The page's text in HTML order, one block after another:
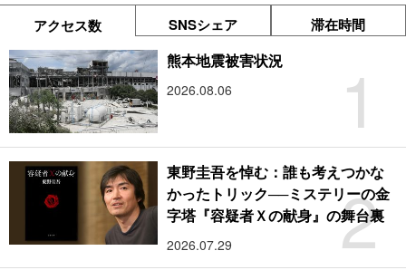
アクセス数 SNSシェア 滞在時間
1
熊本地震被害状況
2026.08.06
2
東野圭吾を悼む：誰も考えつかな
かったトリック──ミステリーの金
字塔『容疑者Ｘの献身』の舞台裏
2026.07.29